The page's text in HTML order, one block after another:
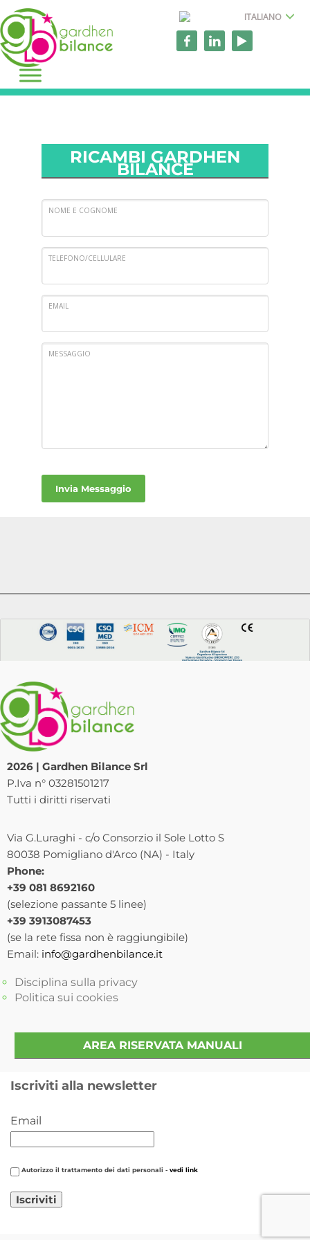
ITALIANO
RICAMBI GARDHEN
BILANCE
NOME E COGNOME
TELEFONO/CELLULARE
EMAIL
MESSAGGIO
Invia Messaggio
2026 | Gardhen Bilance Srl
P.Iva n° 03281501217
Tutti i diritti riservati
Via G.Luraghi - c/o Consorzio il Sole Lotto S
80038 Pomigliano d'Arco (NA) - Italy
Phone:
+39 081 8692160
(selezione passante 5 linee)
+39 3913087453
(se la rete fissa non è raggiungibile)
Email: info@gardhenbilance.it
Disciplina sulla privacy
Politica sui cookies
AREA RISERVATA MANUALI
Iscriviti alla newsletter
Email
Autorizzo il trattamento dei dati personali - vedi link